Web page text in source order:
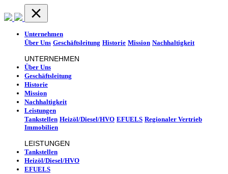
Unternehmen
Über Uns Geschäftsleitung Historie Mission Nachhaltigkeit
UNTERNEHMEN
Über Uns
Geschäftsleitung
Historie
Mission
Nachhaltigkeit
Leistungen
Tankstellen Heizöl/Diesel/HVO EFUELS Regionaler Vertrieb
Immobilien
LEISTUNGEN
Tankstellen
Heizöl/Diesel/HVO
EFUELS